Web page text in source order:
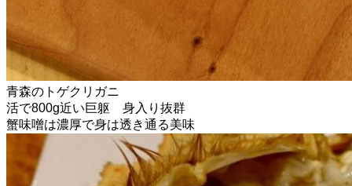
青森のトゲクリガニ
活で800g近い巨躯 身入り抜群
蟹味噌は濃厚で身は透き通る美味